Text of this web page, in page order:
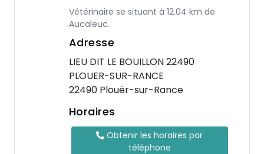
Vétérinaire se situant à 12.04 km de
Aucaleuc.
Adresse
LIEU DIT LE BOUILLON 22490
PLOUER-SUR-RANCE
22490 Plouër-sur-Rance
Horaires
Obtenir les horaires par
téléphone